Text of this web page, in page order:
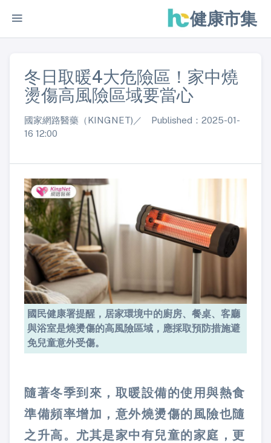
健康市集
冬日取暖4大危險區！家中燒
燙傷高風險區域要當心
國家網路醫藥（KINGNET)／ Published：2025-01-
16 12:00
國民健康署提醒，居家環境中的廚房、餐桌、客廳
與浴室是燒燙傷的高風險區域，應採取預防措施避
免兒童意外受傷。
隨著冬季到來，取暖設備的使用與熱食
準備頻率增加，意外燒燙傷的風險也隨
之升高。尤其是家中有兒童的家庭，更